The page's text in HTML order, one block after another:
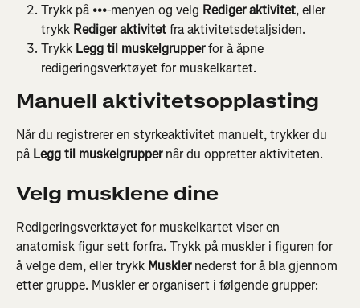
Trykk på •••-menyen og velg Rediger aktivitet, eller
trykk Rediger aktivitet fra aktivitetsdetaljsiden.
Trykk Legg til muskelgrupper for å åpne
redigeringsverktøyet for muskelkartet.
Manuell aktivitetsopplasting
Når du registrerer en styrkeaktivitet manuelt, trykker du
på Legg til muskelgrupper når du oppretter aktiviteten.
Velg musklene dine
Redigeringsverktøyet for muskelkartet viser en
anatomisk figur sett forfra. Trykk på muskler i figuren for
å velge dem, eller trykk Muskler nederst for å bla gjennom
etter gruppe. Muskler er organisert i følgende grupper: